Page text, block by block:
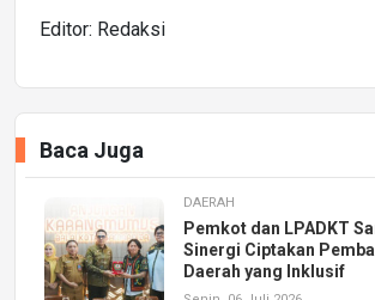
Editor: Redaksi
Baca Juga
DAERAH
Pemkot dan LPADKT
Sinergi Ciptakan
Daerah yang Inklusif